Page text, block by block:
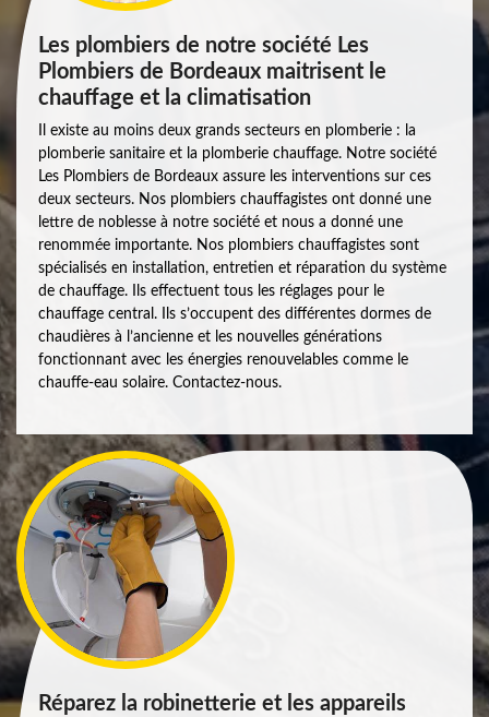
Les plombiers de notre société Les
Plombiers de Bordeaux maitrisent le
chauffage et la climatisation
Il existe au moins deux grands secteurs en plomberie : la
plomberie sanitaire et la plomberie chauffage. Notre société
Les Plombiers de Bordeaux assure les interventions sur ces
deux secteurs. Nos plombiers chauffagistes ont donné une
lettre de noblesse à notre société et nous a donné une
renommée importante. Nos plombiers chauffagistes sont
spécialisés en installation, entretien et réparation du système
de chauffage. Ils effectuent tous les réglages pour le
chauffage central. Ils s’occupent des différentes dormes de
chaudières à l’ancienne et les nouvelles générations
fonctionnant avec les énergies renouvelables comme le
chauffe-eau solaire. Contactez-nous.
Réparez la robinetterie et les appareils